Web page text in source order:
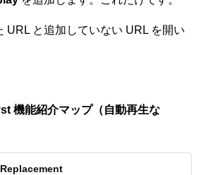
URL と追加していない URL を開い
機能紹介マップ（自動再生な